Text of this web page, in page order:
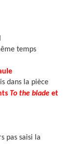
temps
dans la pièce
To the blade et
pas saisi la